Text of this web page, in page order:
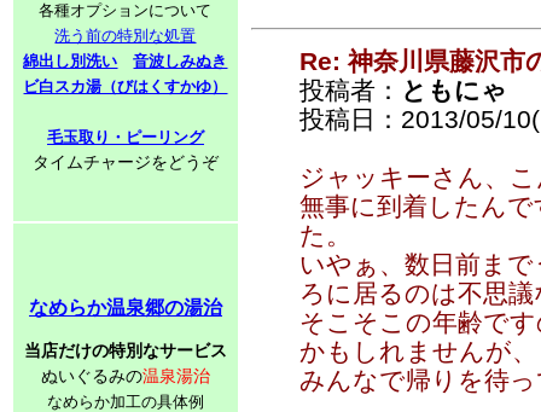
各種オプションについて
洗う前の特別な処置
綿出し別洗い
音波しみぬき
ビ白スカ湯（びはくすかゆ）
毛玉取り・ピーリング
タイムチャージをどうぞ
なめらか温泉郷の湯治
当店だけの特別なサービス
ぬいぐるみの温泉湯治
なめらか加工の具体例
Re: 神奈川県藤沢市
投稿者： ともにゃ
投稿日：2013/05/
ジャッキーさん、
無事に到着したん
た。
いやぁ、数日前ま
ろに居るのは不思
そこそこの年齢で
かもしれませんが
みんなで帰りを待